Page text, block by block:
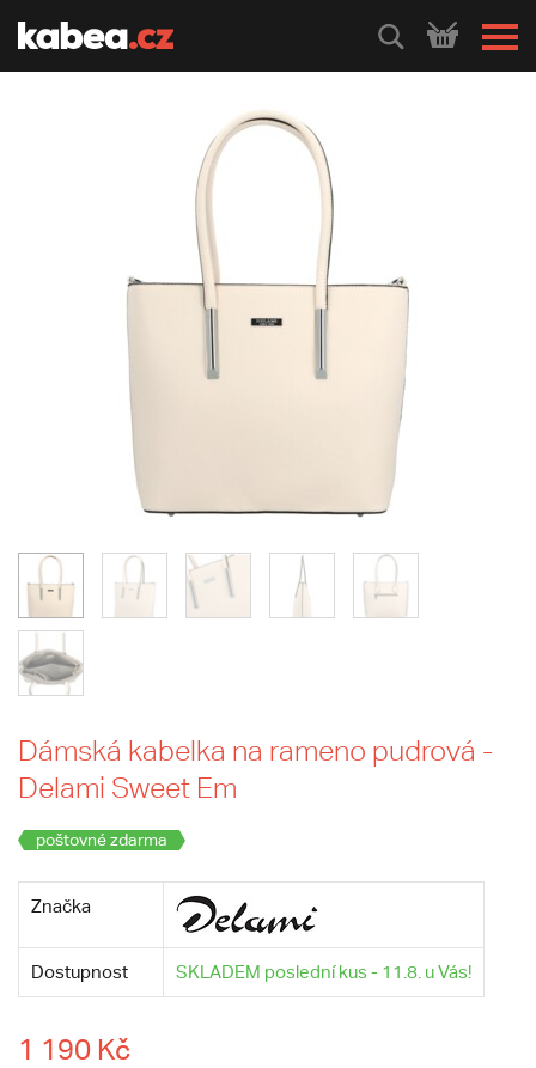
HLEDEJ
Dámská kabelka na rameno pudrová -
Delami Sweet Em
poštovné zdarma
Značka
Dostupnost SKLADEM poslední kus - 11.8. u Vás!
1 190 Kč